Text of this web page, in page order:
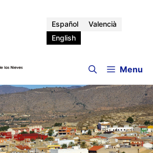
Español
Valencià
English
Menu